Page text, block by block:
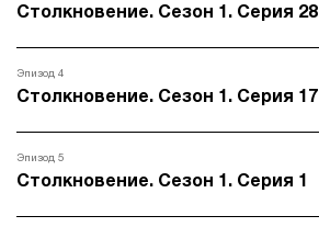
Столкновение. Сезон 1. Серия 28
Эпизод 4
Столкновение. Сезон 1. Серия 17
Эпизод 5
Столкновение. Сезон 1. Серия 1